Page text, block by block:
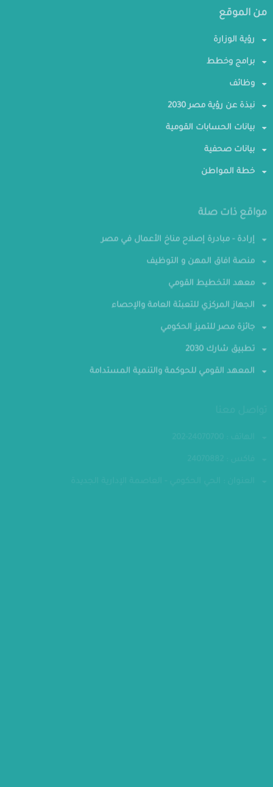
من الموقع
رؤية الوزارة
برامج وخطط
وظائف
نبذة عن رؤية مصر 2030
بيانات الحسابات القومية
بيانات صحفية
خطة المواطن
مواقع ذات صلة
إرادة - مبادرة إصلاح مناخ الأعمال في مصر
منصة افاق المهن و التوظيف
معهد التخطيط القومي
الجهاز المركزي للتعبئة العامة والإحصاء
جائزة مصر للتميز الحكومي
تطبيق شارك 2030
المعهد القومي للحوكمة والتنمية المستدامة